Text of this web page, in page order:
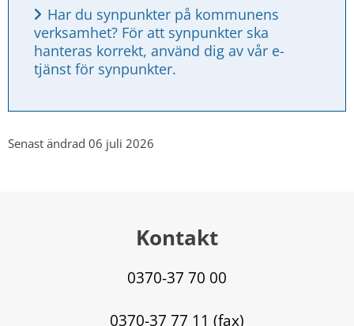
Har du synpunkter på kommunens
verksamhet? För att synpunkter ska
hanteras korrekt, använd dig av vår e-
tjänst för synpunkter.
Senast ändrad 06 juli 2026
Kontakt
0370-37 70 00
0370-37 77 11 (fax)